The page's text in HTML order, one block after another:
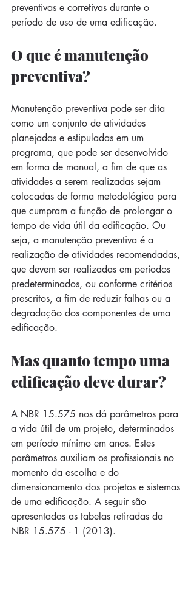
preventivas e corretivas durante o
período de uso de uma edificação.
O que é manutenção
preventiva?
Manutenção preventiva pode ser dita
como um conjunto de atividades
planejadas e estipuladas em um
programa, que pode ser desenvolvido
em forma de manual, a fim de que as
atividades a serem realizadas sejam
colocadas de forma metodológica para
que cumpram a função de prolongar o
tempo de vida útil da edificação. Ou
seja, a manutenção preventiva é a
realização de atividades recomendadas,
que devem ser realizadas em períodos
predeterminados, ou conforme critérios
prescritos, a fim de reduzir falhas ou a
degradação dos componentes de uma
edificação.
Mas quanto tempo uma
edificação deve durar?
A NBR 15.575 nos dá parâmetros para
a vida útil de um projeto, determinados
em período mínimo em anos. Estes
parâmetros auxiliam os profissionais no
momento da escolha e do
dimensionamento dos projetos e sistemas
de uma edificação. A seguir são
apresentadas as tabelas retiradas da
NBR 15.575 - 1 (2013).